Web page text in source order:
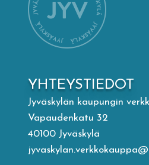
Visit Jyvaskyla Region
Lasten Lysti & LystiKylä-
Ohje
YHTEYSTIEDOT
Jyväskylän kaupungin
Vapaudenkatu 32
40100 Jyväskylä